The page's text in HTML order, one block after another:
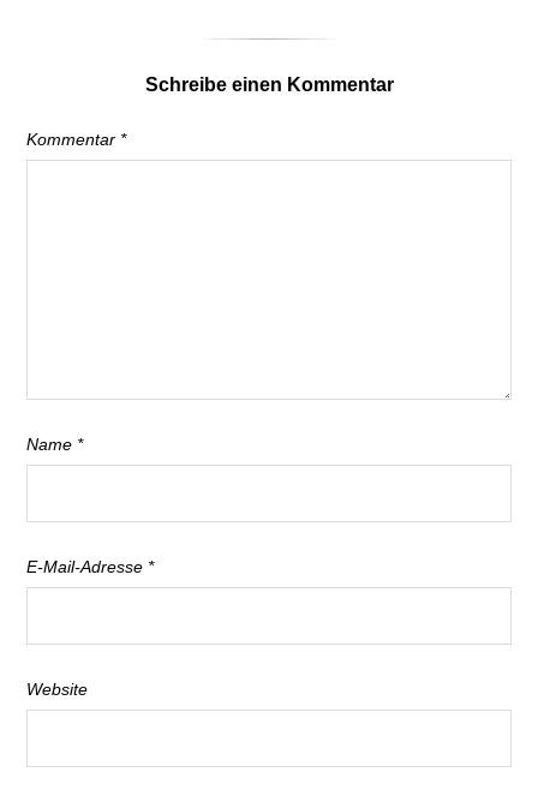
Schreibe einen Kommentar
Kommentar *
Name *
E-Mail-Adresse *
Website